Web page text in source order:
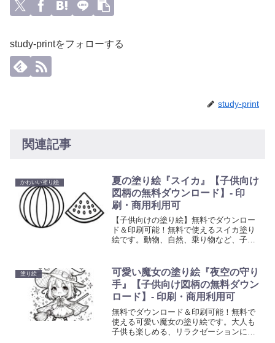
study-printをフォローする
study-print
関連記事
かわいい塗り絵
夏の塗り絵『スイカ』【子供向け
図柄の無料ダウンロード】- 印
刷・商用利用可
【子供向けの塗り絵】無料でダウンロー
ド＆印刷可能！無料で使えるスイカ塗り
絵です。動物、自然、乗り物など、子供
い活動で、お子様の色彩感覚と手先の器
用さを向上させましょう。
塗り絵
可愛い魔女の塗り絵『夜空の守り
手』【子供向け図柄の無料ダウン
ロード】- 印刷・商用利用可
無料でダウンロード＆印刷可能！無料で
使える可愛い魔女の塗り絵です。大人も
子供も楽しめる、リラクゼーションに最